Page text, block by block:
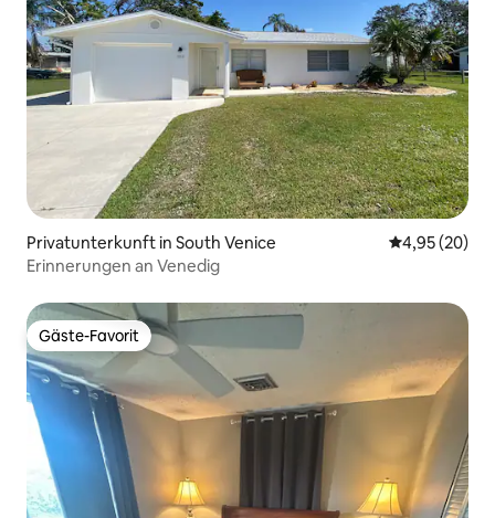
Privatunterkunft in South Venice
4,95 (20)
Erinnerungen an Venedig
Gäste-Favorit
Gäste-Favorit